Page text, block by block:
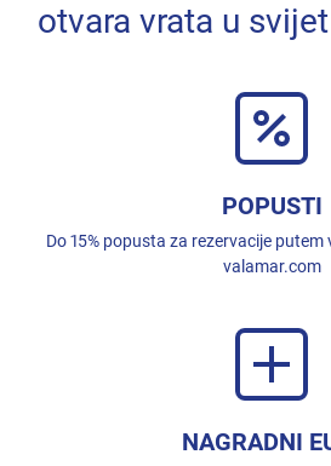
otvara vrata u
POPUSTI
Do 15% popusta za rezervacije
valamar.com
NAGRADNI